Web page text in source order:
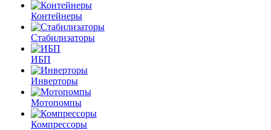
Контейнеры
Стабилизаторы
ИБП
Инверторы
Мотопомпы
Компрессоры